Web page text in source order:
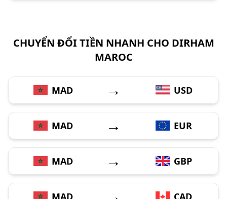
CHUYỂN ĐỔI TIỀN NHANH CHO DIRHAM
MAROC
MAD → USD
MAD → EUR
MAD → GBP
MAD CAD